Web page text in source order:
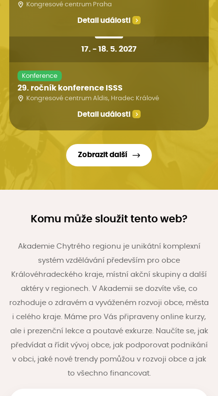
Kongresové centrum Praha
Detail události
17. - 18. 5. 2027
Konference
29. ročník konference ISSS
Kongresové centrum Aldis, Hradec Králové
Detail události
Zobrazit další
Komu může sloužit tento web?
Akademie Chytrého regionu je unikátní komplexní
systém vzdělávání především pro obce
Královéhradeckého kraje, místní akční skupiny a další
aktéry v regionech. V Akademii se dozvíte vše, co
rozhoduje o zdravém a vyváženém rozvoji obce, města
i celého kraje. Máme pro Vás připraveny online kurzy,
ale i prezenční lekce a poutavé exkurze. Naučíte se, jak
předvídat a řídit vývoj obce, jak podporovat podnikání
v obci, jaké nové trendy pomůžou v rozvoji obce a jak
to všechno financovat.